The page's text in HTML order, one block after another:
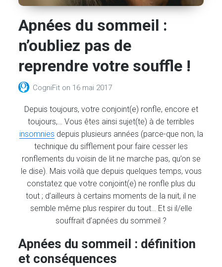
Apnées du sommeil :
n’oubliez pas de
reprendre votre souffle !
CogniFit on 16 mai 2017
Depuis toujours, votre conjoint(e) ronfle, encore et
toujours,… Vous êtes ainsi sujet(te) à de terribles
insomnies depuis plusieurs années (parce-que non, la
technique du sifflement pour faire cesser les
ronflements du voisin de lit ne marche pas, qu’on se
le dise). Mais voilà que depuis quelques temps, vous
constatez que votre conjoint(e) ne ronfle plus du
tout ; d’ailleurs à certains moments de la nuit, il ne
semble même plus respirer du tout… Et si il/elle
souffrait d’apnées du sommeil ?
Apnées du sommeil : définition
et conséquences